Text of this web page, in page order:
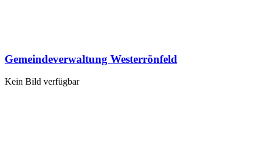
Gemeindeverwaltung Westerrönfeld
Kein Bild verfügbar